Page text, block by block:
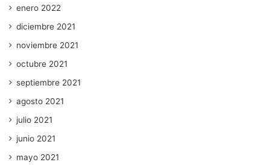
enero 2022
diciembre 2021
noviembre 2021
octubre 2021
septiembre 2021
agosto 2021
julio 2021
junio 2021
mayo 2021